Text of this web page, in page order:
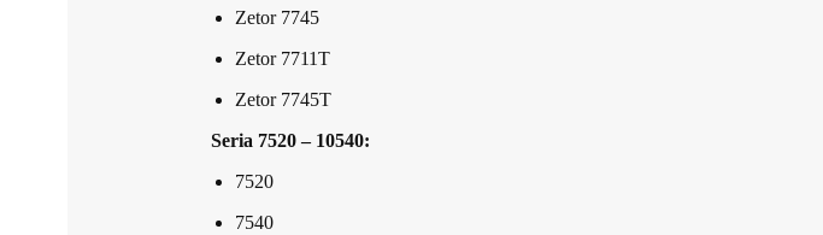
Zetor 7745
Zetor 7711T
Zetor 7745T
Seria 7520 – 10540:
7520
7540